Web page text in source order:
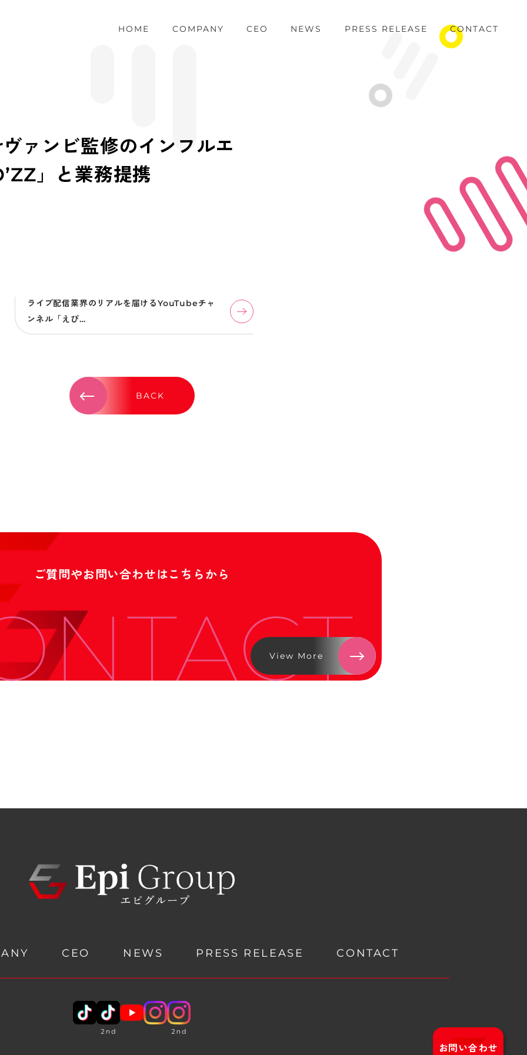
HOME COMPANY CEO NEWS PRESS RELEASE CONTACT
ァンビ監修のインフルエ
」と業務提携
ライブ配信業界のリアルを届けるYouTubeチャ
ンネル「えぴ…
BACK
ご質問やお問い合わせはこちらから
View More
CEO NEWS PRESS RELEASE CONTACT
お問い合わせ